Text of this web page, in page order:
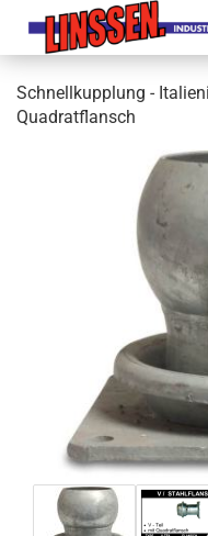
Schnellkupplung -
Quadratflansch